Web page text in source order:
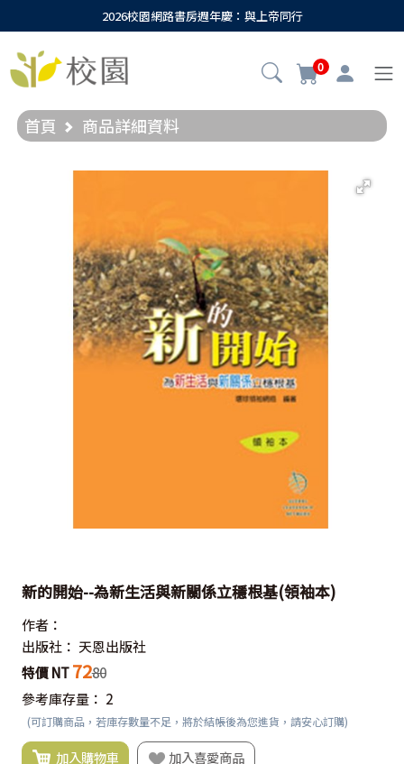
2026校園網路書房週年慶：與上帝同行
0
首頁 商品詳細資料
新的開始--為新生活與新關係立穩根基(領袖本)
作者：
出版社： 天恩出版社
特價 NT 7280
參考庫存量： 2
(可訂購商品，若庫存數量不足，將於結帳後為您進貨，請安心訂購)
加入購物車 加入喜愛商品